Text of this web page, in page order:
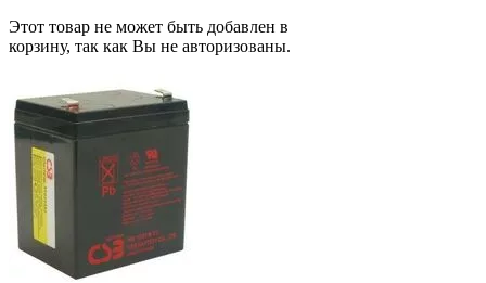
Этот товар не может быть добавлен в
корзину, так как Вы не авторизованы.